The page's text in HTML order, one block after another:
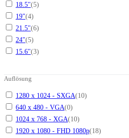
18.5"(5)
19"(4)
21.5"(6)
24"(5)
15.6"(3)
Auflösung
1280 x 1024 - SXGA(10)
640 x 480 - VGA(0)
1024 x 768 - XGA(10)
1920 x 1080 - FHD 1080p(18)